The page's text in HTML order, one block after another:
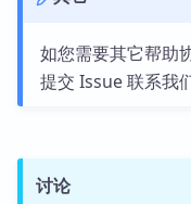
如您需要其它帮助
提交 Issue 联系我
讨论